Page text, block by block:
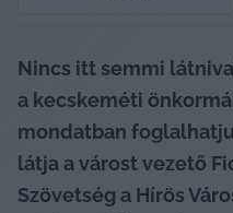
Nincs itt semmi
a kecskeméti
mondatban
látja a várost vezető
Szövetség a Hírös